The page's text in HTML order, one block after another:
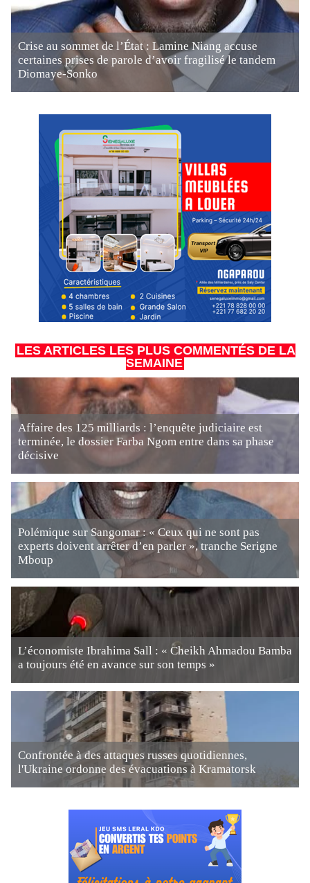
Crise au sommet de l’État : Lamine Niang accuse
certaines prises de parole d’avoir fragilisé le tandem
Diomaye-Sonko
LES ARTICLES LES PLUS COMMENTÉS DE LA
SEMAINE
Affaire des 125 milliards : l’enquête judiciaire est
terminée, le dossier Farba Ngom entre dans sa phase
décisive
Polémique sur Sangomar : « Ceux qui ne sont pas
experts doivent arrêter d’en parler », tranche Serigne
Mboup
L’économiste Ibrahima Sall : « Cheikh Ahmadou Bamba
a toujours été en avance sur son temps »
Confrontée à des attaques russes quotidiennes,
l'Ukraine ordonne des évacuations à Kramatorsk